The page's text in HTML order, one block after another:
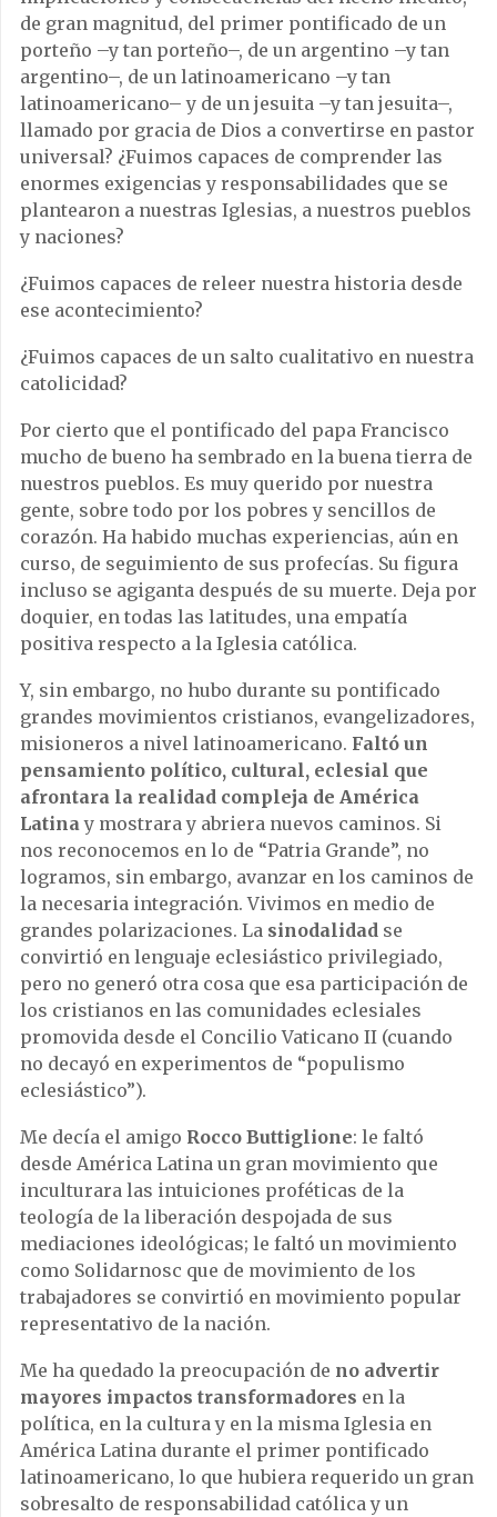
de gran magnitud, del primer pontificado de un
porteño –y tan porteño–, de un argentino –y tan
argentino–, de un latinoamericano –y tan
latinoamericano– y de un jesuita –y tan jesuita–,
llamado por gracia de Dios a convertirse en pastor
universal? ¿Fuimos capaces de comprender las
enormes exigencias y responsabilidades que se
plantearon a nuestras Iglesias, a nuestros pueblos
y naciones?
¿Fuimos capaces de releer nuestra historia desde
ese acontecimiento?
¿Fuimos capaces de un salto cualitativo en nuestra
catolicidad?
Por cierto que el pontificado del papa Francisco
mucho de bueno ha sembrado en la buena tierra de
nuestros pueblos. Es muy querido por nuestra
gente, sobre todo por los pobres y sencillos de
corazón. Ha habido muchas experiencias, aún en
curso, de seguimiento de sus profecías. Su figura
incluso se agiganta después de su muerte. Deja por
doquier, en todas las latitudes, una empatía
positiva respecto a la Iglesia católica.
Y, sin embargo, no hubo durante su pontificado
grandes movimientos cristianos, evangelizadores,
misioneros a nivel latinoamericano. Faltó un
pensamiento político, cultural, eclesial que
afrontara la realidad compleja de América
Latina y mostrara y abriera nuevos caminos. Si
nos reconocemos en lo de “Patria Grande”, no
logramos, sin embargo, avanzar en los caminos de
la necesaria integración. Vivimos en medio de
grandes polarizaciones. La sinodalidad se
convirtió en lenguaje eclesiástico privilegiado,
pero no generó otra cosa que esa participación de
los cristianos en las comunidades eclesiales
promovida desde el Concilio Vaticano II (cuando
no decayó en experimentos de “populismo
eclesiástico”).
Me decía el amigo Rocco Buttiglione: le faltó
desde América Latina un gran movimiento que
inculturara las intuiciones proféticas de la
teología de la liberación despojada de sus
mediaciones ideológicas; le faltó un movimiento
como Solidarnosc que de movimiento de los
trabajadores se convirtió en movimiento popular
representativo de la nación.
Me ha quedado la preocupación de no advertir
mayores impactos transformadores en la
política, en la cultura y en la misma Iglesia en
América Latina durante el primer pontificado
latinoamericano, lo que hubiera requerido un gran
sobresalto de responsabilidad católica y un